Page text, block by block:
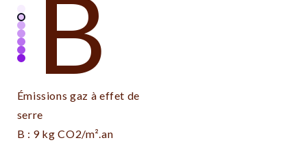
B
Émissions gaz à effet de
serre
B : 9 kg CO2/m².an